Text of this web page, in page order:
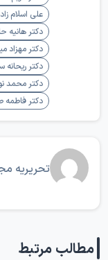
علی اسلام
دکتر هانیه
دکتر مهزاد
دکتر ریحانه
دکتر محمد
دکتر فاطمه
تحریریه
مطالب مرتبط